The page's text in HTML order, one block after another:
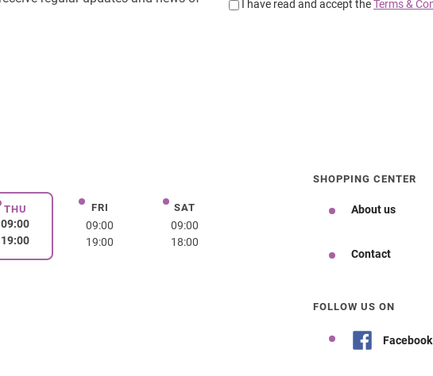
THUThursday
09:00
19:00
FRIFriday
09:00
19:00
SATSaturday
09:00
18:00
SHOPPING CENTER
About us
Contact
FOLLOW US ON
Facebook